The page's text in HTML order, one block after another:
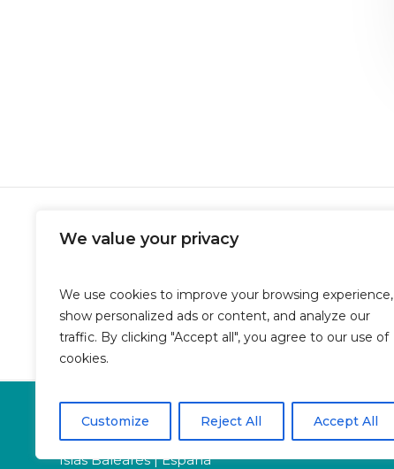
We value your privacy
We use cookies to improve your browsing experience,
show personalized ads or content, and analyze our
traffic. By clicking "Accept all", you agree to our use of
cookies.
Customize Reject All Accept All
Oficina en Calle Fluvià 1,
Bajos derecha, 07015 Palma
Islas Baleares | España